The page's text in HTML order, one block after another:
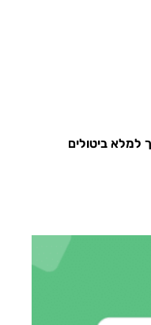
למלא ביטולים